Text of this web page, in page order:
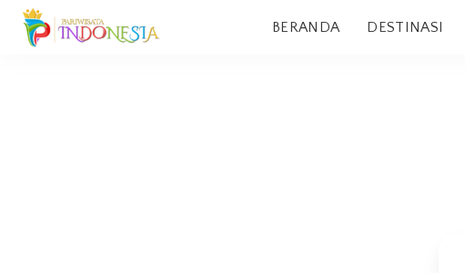
BERANDA DESTINASI